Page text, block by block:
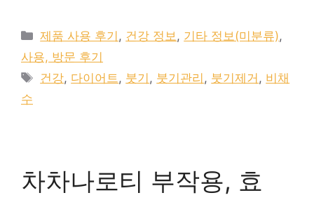
카
테
리
제품 사용 후기 , 건강 정보, 기타 정보(미분류),
사용, 방문 후기
태
건강, 다이어트, 붓기 , 붓기관리 , 붓기제거 , 비채
수
차차나로티 부작용, 효